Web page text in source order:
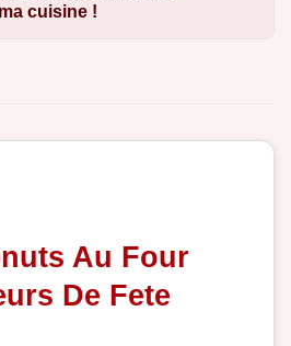
cuisine !
Au Four
De Fete